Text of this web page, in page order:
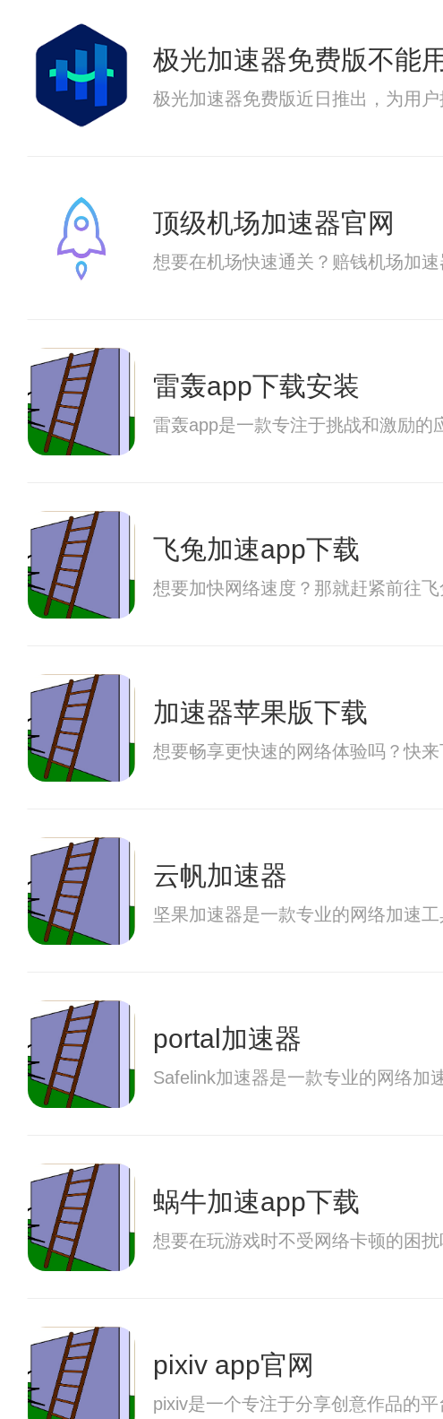
极光加速器免费版不能
极光加速器免费版近日推出，为用
顶级机场加速器官网
想要在机场快速通关？赔钱机场加
雷轰app下载安装
雷轰app是一款专注于挑战和激励的
飞兔加速app下载
想要加快网络速度？那就赶紧前往
加速器苹果版下载
想要畅享更快速的网络体验吗？快
云帆加速器
坚果加速器是一款专业的网络加速
portal加速器
Safelink加速器是一款专业的网络加
蜗牛加速app下载
想要在玩游戏时不受网络卡顿的困
pixiv app官网
pixiv是一个专注于分享创意作品的